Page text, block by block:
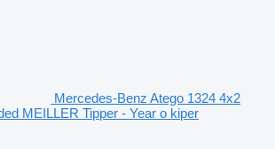
Mercedes-Benz Atego 1324 4x2
MEILLER Tipper - Year o kiper